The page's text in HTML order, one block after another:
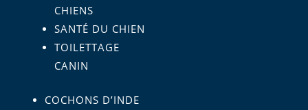
CHIENS
SANTÉ DU CHIEN
TOILETTAGE
CANIN
COCHONS D’INDE